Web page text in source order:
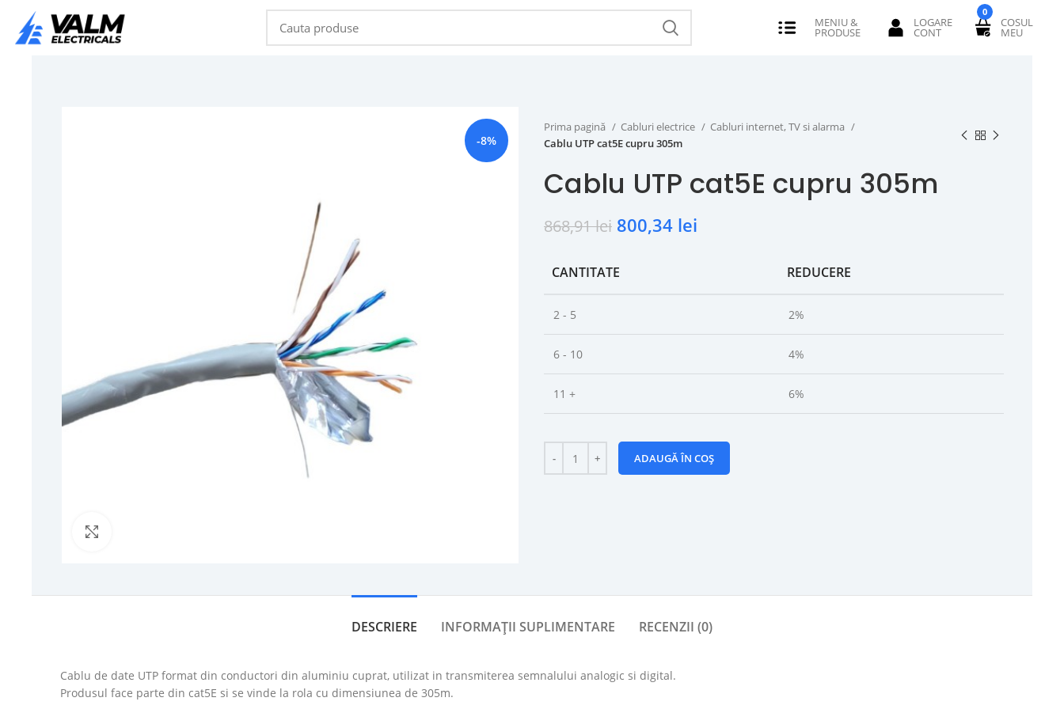
0
-8%
Prima pagină Cabluri electrice
Cabluri internet, TV si alarma
Cablu UTP cat5E cupru 305m
Cablu UTP cat5E cupru 305m
868,91lei 800,34 lei
CANTITATE REDUCERE
2 - 5 2%
6 - 10 4%
11 + 6%
ADAUGĂ ÎN COȘ
DESCRIERE INFORMAȚII SUPLIMENTARE RECENZII (0)
Cablu de date UTP format din conductori din aluminiu cuprat, utilizat in transmiterea semnalului analogic si digital.
Produsul face parte din cat5E si se vinde la rola cu dimensiunea de 305m.